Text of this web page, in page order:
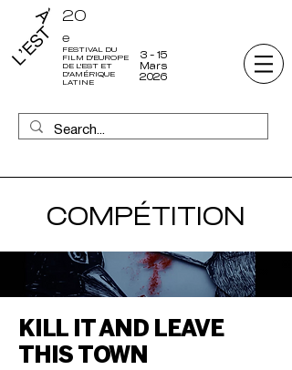
FESTIVAL DU
FILM D'EUROPE
DE L'EST ET
D'AMÉRIQUE
LATINE
20
e
3 - 15
Mars
2026
COMPÉTITION
KILL IT AND LEAVE
THIS TOWN